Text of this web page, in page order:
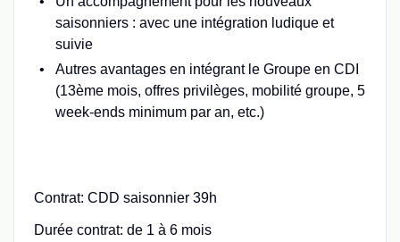
saisonniers : avec une intégration ludique et
suivie
Autres avantages en intégrant le Groupe en CDI
(13ème mois, offres privilèges, mobilité groupe, 5
week-ends minimum par an, etc.)
Contrat: CDD saisonnier 39h
Durée contrat: de 1 à 6 mois